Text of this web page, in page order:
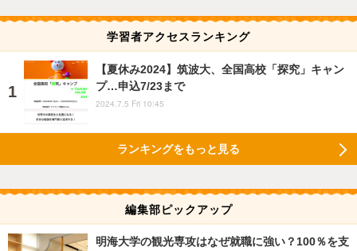
学習者アクセスランキング
【夏休み2024】筑波大、全国高校「探究」キャン
プ…申込7/23まで
2024.7.5 Fri 10:45
ランキングをもっと見る
編集部ピックアップ
明海大学の観光専攻はなぜ就職に強い？100％を支